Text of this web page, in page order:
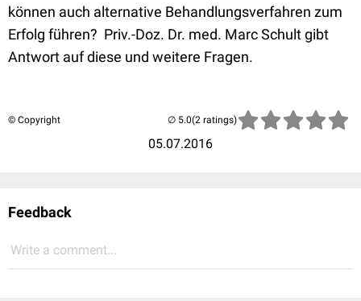
können auch alternative Behandlungsverfahren zum
Erfolg führen? Priv.-Doz. Dr. med. Marc Schult gibt
Antwort auf diese und weitere Fragen.
© Copyright
05.07.2016
(2 ratings)
Feedback
Write a comment...